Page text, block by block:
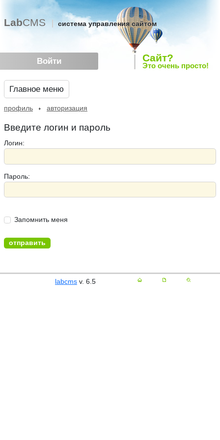
Войти
LabCMS система управления сайтом
Сайт?
Это очень просто!
Главное меню
профиль авторизация
Введите логин и пароль
Логин:
Пароль:
Запомнить меня
labcms v. 6.5